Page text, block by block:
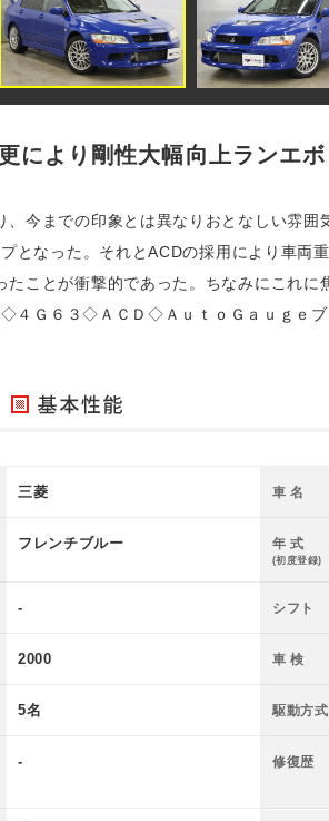
により剛性大幅向上ランエ
今までの印象とは異なりおとなしい雰
となった。それとACDの採用により車両
ことが衝撃的であった。ちなみにこれ
４Ｇ６３◇ＡＣＤ◇ＡｕｔｏＧａｕｇｅ
三菱 車 名
フレンチブルー 年 式
(初度登録)
- シフト
2000 車 検
5名 駆動方式
- 修復歴